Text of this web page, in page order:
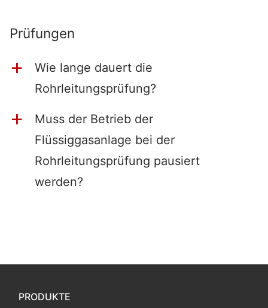
Prüfungen
a
Wie lange dauert die
Rohrleitungsprüfung?
a
Muss der Betrieb der
Flüssiggasanlage bei der
Rohrleitungsprüfung pausiert
werden?
PRODUKTE